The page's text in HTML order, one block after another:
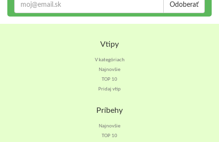
Odoberať
Vtipy
V kategóriach
Najnovšie
TOP 10
Pridaj vtip
Príbehy
Najnovšie
TOP 10